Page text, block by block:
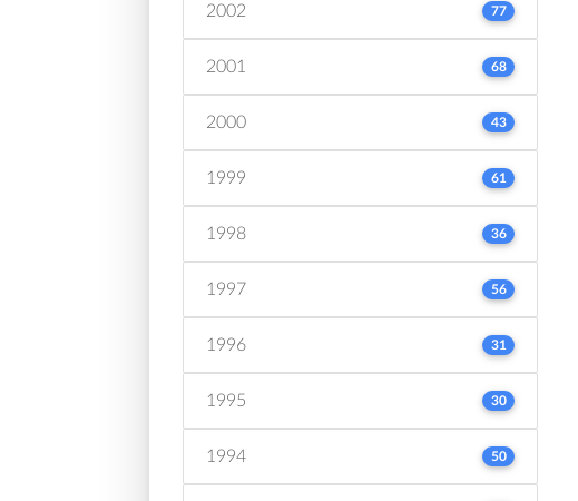
2002 77
2001 68
2000 43
1999 61
1998 36
1997 56
1996 31
1995 30
1994 50